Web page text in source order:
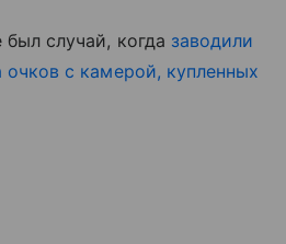
случай, когда заводили
очков с камерой, купленных